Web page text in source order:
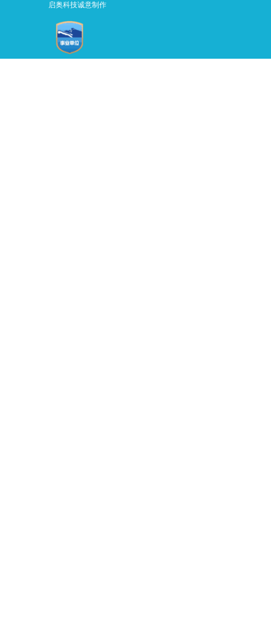
启奥科技诚意制作